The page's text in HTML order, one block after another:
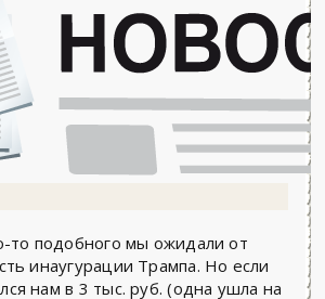
то подобного мы ожидали от
инаугурации Трампа. Но если
нам в 3 тыс. руб. (одна ушла на